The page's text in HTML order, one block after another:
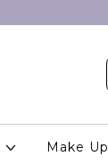
Make Up